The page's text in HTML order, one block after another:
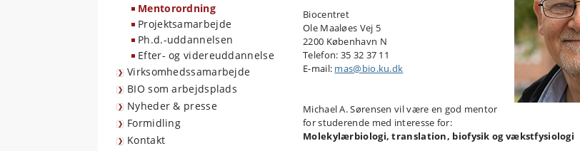
Mentorordning
Projektsamarbejde
Ph.d.-uddannelsen
Efter- og videreuddannelse
Virksomhedssamarbejde
BIO som arbejdsplads
Nyheder & presse
Formidling
Kontakt
Biocentret
Ole Maaløes Vej 5
2200 København N
Telefon: 35 32 37 11
E-mail: mas@bio.ku.dk
Michael A. Sørensen vil være en god mentor
for studerende med interesse for:
Molekylærbiologi, translation, biofysik og vækstfysiologi